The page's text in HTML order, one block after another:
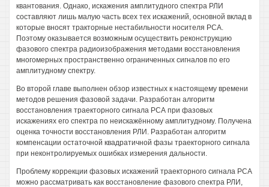
квантования. Однако, искажения амплитудного спектра РЛИ
составляют лишь малую часть всех тех искажений, основной вклад в
которые вносят тракторные нестабильности носителя РСА.
Поэтому оказывается возможным осуществить реконструкцию
фазового спектра радиоизображения методами восстановления
многомерных пространственно ограниченных сигналов по его
амплитудному спектру.
Во второй главе выполнен обзор известных к настоящему времени
методов решения фазовой задачи. Разработан алгоритм
восстановления траекторного сигнала РСА при фазовых
искажениях его спектра по неискажённому амплитудному. Получена
оценка точности восстановления РЛИ. Разработан алгоритм
компенсации остаточной квадратичной фазы траекторного сигнала
при неконтролируемых ошибках измерения дальности.
Проблему коррекции фазовых искажений траекторного сигнала РСА
можно рассматривать как восстановление фазового спектра РЛИ,